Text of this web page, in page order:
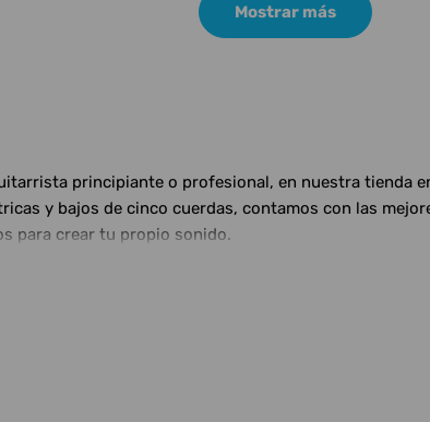
Mostrar más
principiante o profesional, en nuestra tienda
y bajos de cinco cuerdas, contamos con las
para crear tu propio sonido.